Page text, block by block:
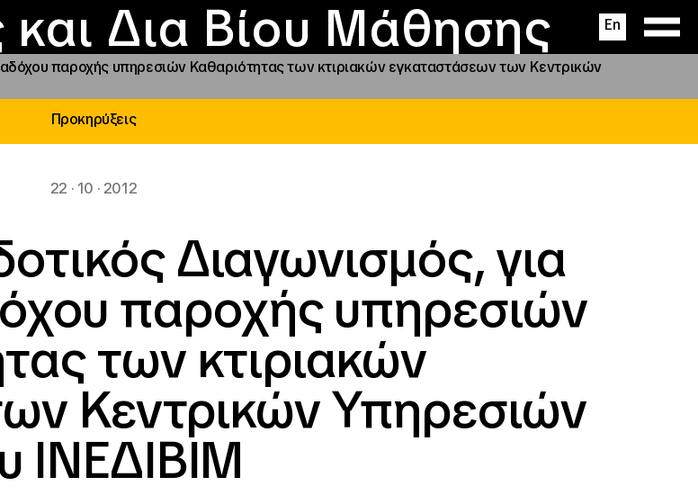
Δια Βίου Μάθησης En
ΙΝΕΔΙΒΙΜ
και δράσεις
Εστίες
αιγίδας
Νέα
παροχής υπηρεσιών Καθαριότητας των κτιριακών εγκαταστάσεων των Κεντρικών
Προκηρύξεις
22 · 10 · 2012
Διαγωνισμός, για
παροχής υπηρεσιών
των κτιριακών
Κεντρικών Υπηρεσιών
ΙΝΕΔΙΒΙΜ